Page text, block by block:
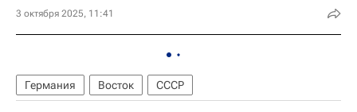
3 октября 2025, 11:41
Германия Восток СССР